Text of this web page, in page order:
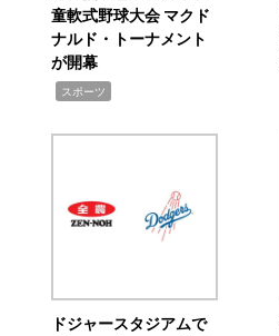
童軟式野球大会 マクド
ナルド・トーナメント
が開幕
スポーツ
ドジャースタジアムで